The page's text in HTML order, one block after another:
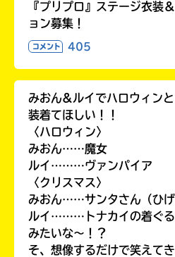
『プリプロ』ステージ衣装
ョン募集！
コメント 405
みおん&ルイでハロウィン
装着てほしい！！
〈ハロウィン〉
みおん……魔女
ルイ………ヴァンパイア
〈クリスマス〉
みおん……サンタさん（ひげ
ルイ………トナカイの着ぐ
みたいな〜！？
そ、想像するだけで笑えて